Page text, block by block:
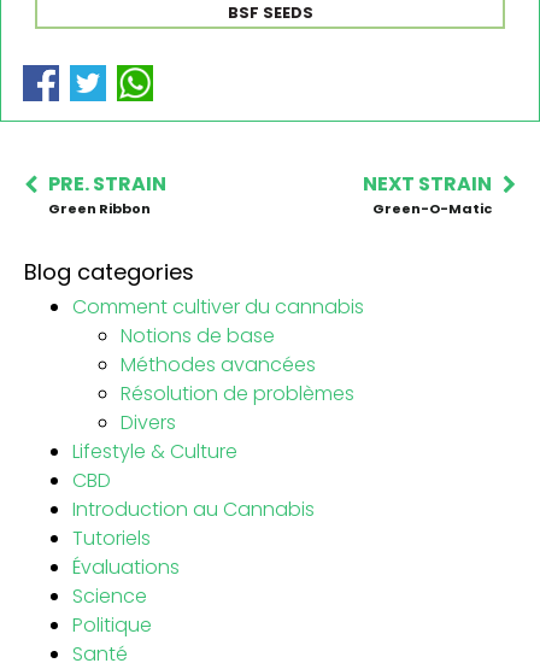
BSF SEEDS
PRE. STRAIN
Green Ribbon
NEXT STRAIN
Green-O-Matic
Blog categories
Comment cultiver du cannabis
Notions de base
Méthodes avancées
Résolution de problèmes
Divers
Lifestyle & Culture
CBD
Introduction au Cannabis
Tutoriels
Évaluations
Science
Politique
Santé